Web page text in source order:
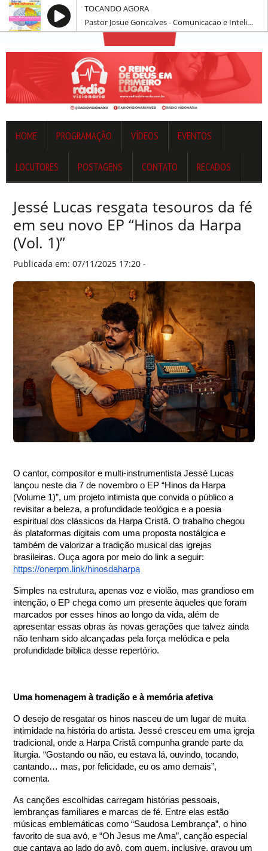
TOCANDO AGORA
Pastor Josue Goncalves - Comunicacao e Inteligencia Emocional
HOME PROGRAMAÇÃO VÍDEOS EVENTOS
LOCUTORES POSTAGENS CONTATO RECADOS
Jessé Lucas resgata tesouros da fé
em seu novo EP “Hinos da Harpa
(Vol. 1)”
Publicada em: 07/11/2025 17:20 -
O cantor, compositor e multi-instrumentista Jessé Lucas
lançou neste dia 7 de novembro o EP “Hinos da Harpa
(Volume 1)”, um projeto intimista que convida o público a
revisitar a beleza, a profundidade teológica e a poesia
espiritual dos clássicos da Harpa Cristã. O trabalho chegou
às plataformas digitais com uma proposta nostálgica e
também de valorizar a tradição musical das igrejas
brasileiras. Ouça agora por meio do link a seguir:
https://onerpm.link/hinosdaharpa
Simples na estrutura, apenas voz e violão, mas grandioso em
intenção, o EP chega como um presente àqueles que foram
marcados por esses hinos ao longo da vida, além de
apresentar essas obras às novas gerações que talvez ainda
não tenham sido alcançadas pela força melódica e pela
profundidade bíblica desse repertório.
Uma homenagem à tradição e à memória afetiva
O desejo de resgatar os hinos nasceu de um lugar de muita
intimidade na história do artista. Jessé cresceu em uma igreja
tradicional, onde a Harpa Cristã compunha grande parte da
liturgia. “Gostando ou não, eu estava lá, ouvindo, tocando,
cantando… mas, por felicidade, eu os amo demais”,
comenta.
As canções escolhidas carregam histórias pessoais,
lembranças familiares e marcas de fé. Entre elas estão
músicas emblemáticas como “Saudosa Lembrança”, o hino
favorito de sua avó, e “Oh Jesus me Ama”, canção especial
que cantava ao lado do avô, com quem, inclusive, gravou um